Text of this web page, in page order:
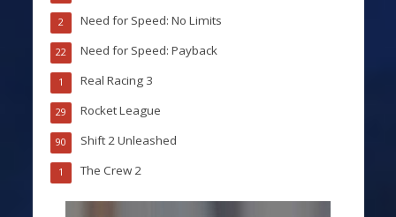
Need for Speed: No Limits
2
Need for Speed: Payback
22
Real Racing 3
1
Rocket League
29
Shift 2 Unleashed
90
The Crew 2
1